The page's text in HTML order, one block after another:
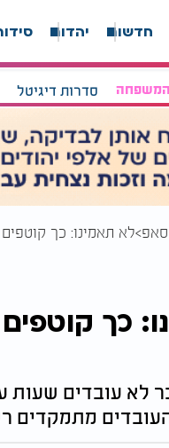
חדשות יהדות
סדרות דיגיטל
לא תאמינו: כך
כך
לא עובדים שעות
מתמקדים